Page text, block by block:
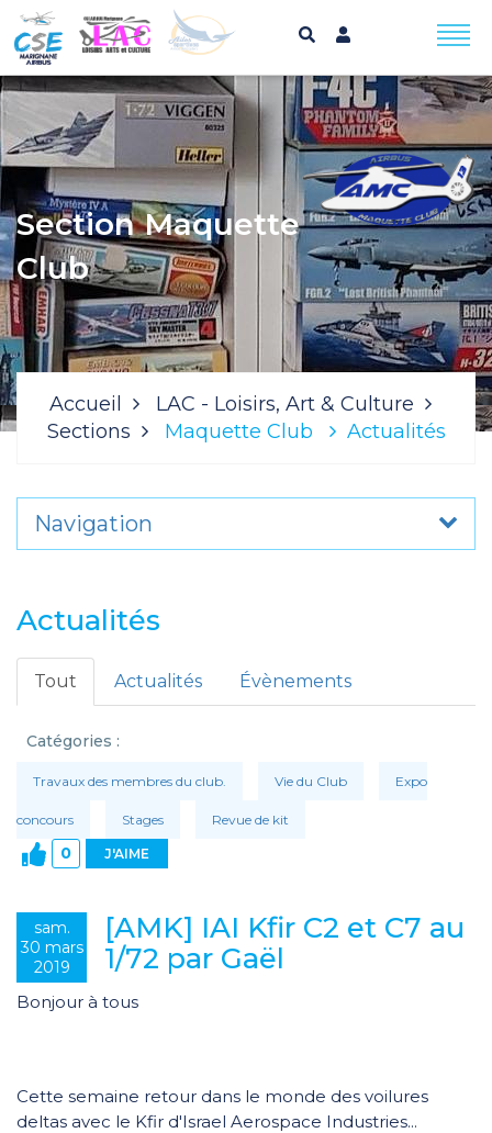
Section Maquette
Club
Accueil
LAC - Loisirs, Art & Culture
Sections
Maquette Club Actualités
Navigation
Actualités
Tout Actualités Évènements
Catégories :
Travaux des membres du club. Vie du Club Expo
concours Stages Revue de kit
0 J'AIME
sam.
30 mars
2019
[AMK] IAI Kfir C2 et C7 au
1/72 par Gaël
Bonjour à tous
Cette semaine retour dans le monde des voilures
deltas avec le Kfir d'Israel Aerospace Industries...